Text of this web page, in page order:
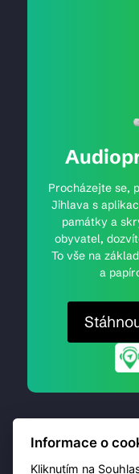
Procházejte se,
Jihlava s
památky a
obyvatel,
To vše na
a
Informace o
Kliknutím na